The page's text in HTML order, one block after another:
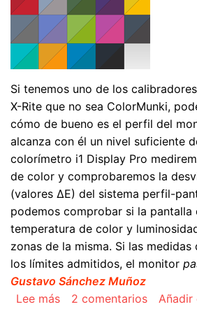
Si tenemos uno de los
X-Rite que no sea ColorMunki,
cómo de bueno es el perfil del
alcanza con él un nivel suficiente
colorímetro i1 Display Pro
de color y comprobaremos la
(valores ΔE) del sistema perfil-
podemos comprobar si la pantalla
temperatura de color y
zonas de la misma. Si las
los límites admitidos, el monitor
Gustavo Sánchez Muñoz
Lee mássobre Controlar la
2 comentarios Añadir